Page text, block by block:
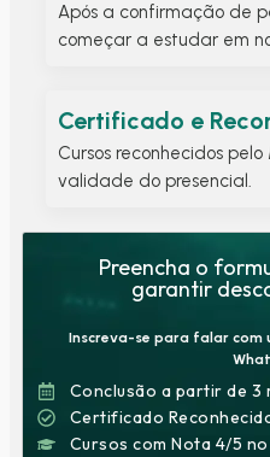
Após a confirmação de
começar a estudar em
Certificado e
Cursos reconhecidos
validade do presencial.
Preencha o
garantir
Inscreva-se para falar com
Conclusão a partir de 3
Certificado
Cursos com Nota 4/5 no